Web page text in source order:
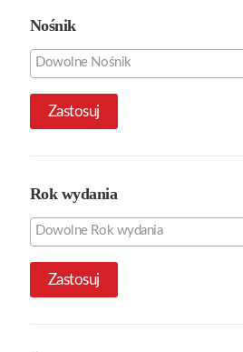
Nośnik
Zastosuj
Rok wydania
Zastosuj